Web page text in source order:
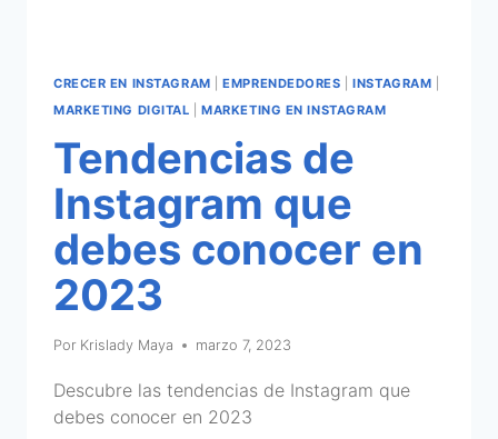
CRECER EN INSTAGRAM |EMPRENDEDORES |INSTAGRAM
MARKETING DIGITAL |MARKETING EN INSTAGRAM
Tendencias de
Instagram que
debes conocer en
2023
Por Krislady Maya marzo 7, 2023
Descubre las tendencias de Instagram que
debes conocer en 2023